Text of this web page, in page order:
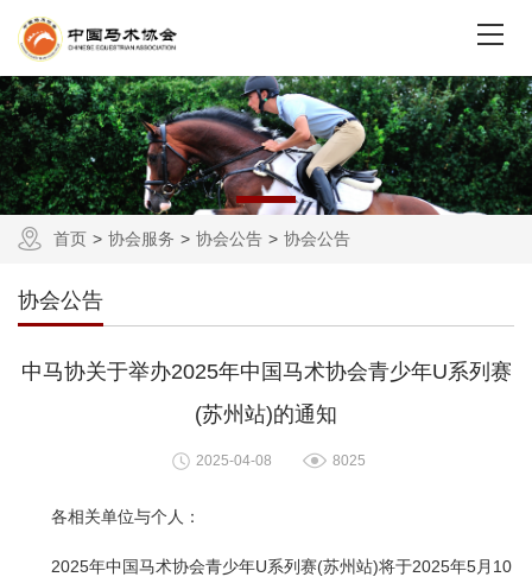
首页 协会服务 协会公告 协会公告
协会公告
中马协关于举办2025年中国马术协会青少年U系列赛
(苏州站)的通知
2025-04-08 8025
各相关单位与个人：
2025年中国马术协会青少年U系列赛(苏州站)将于2025年5月10